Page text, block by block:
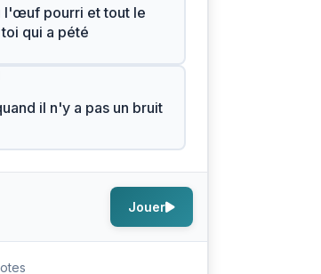
l'œuf pourri et tout le
qui a pété
il n'y a pas un bruit
Jouer